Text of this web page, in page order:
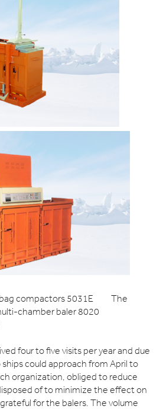
bag compactors 5031E The
chamber baler 8020
four to five visits per year and due
could approach from April to
organization, obliged to reduce
of to minimize the effect on
for the balers. The volume